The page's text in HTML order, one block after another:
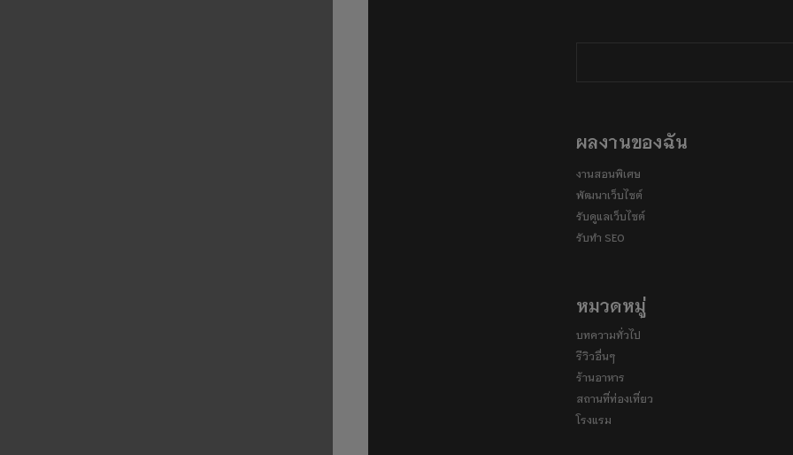
ผลงานของฉัน
งานสอนพิเศษ
พัฒนาเว็บไซต์
รับดูแลเว็บไซต์
รับทำ SEO
หมวดหมู่
บทความทั่วไป
รีวิวอื่นๆ
ร้านอาหาร
สถานที่ท่องเที่ยว
โรงแรม